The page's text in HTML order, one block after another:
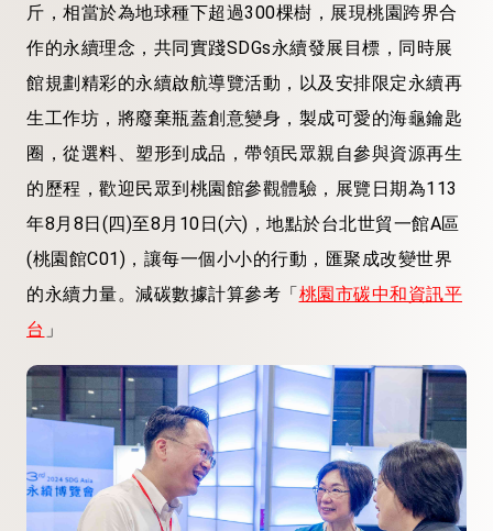
斤，相當於為地球種下超過300棵樹，展現桃園跨界合
作的永續理念，共同實踐SDGs永續發展目標，同時展
館規劃精彩的永續啟航導覽活動，以及安排限定永續再
生工作坊，將廢棄瓶蓋創意變身，製成可愛的海龜鑰匙
圈，從選料、塑形到成品，帶領民眾親自參與資源再生
的歷程，歡迎民眾到桃園館參觀體驗，展覽日期為113
年8月8日(四)至8月10日(六)，地點於台北世貿一館A區
(桃園館C01)，讓每一個小小的行動，匯聚成改變世界
的永續力量。減碳數據計算參考「桃園市碳中和資訊平
台 」